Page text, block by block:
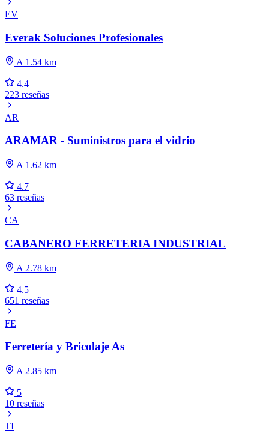
EV
Everak Soluciones Profesionales
A 1.54 km
4.4
223 reseñas
AR
ARAMAR - Suministros para el vidrio
A 1.62 km
4.7
63 reseñas
CA
CABANERO FERRETERIA INDUSTRIAL
A 2.78 km
4.5
651 reseñas
FE
Ferretería y Bricolaje As
A 2.85 km
5
10 reseñas
TI